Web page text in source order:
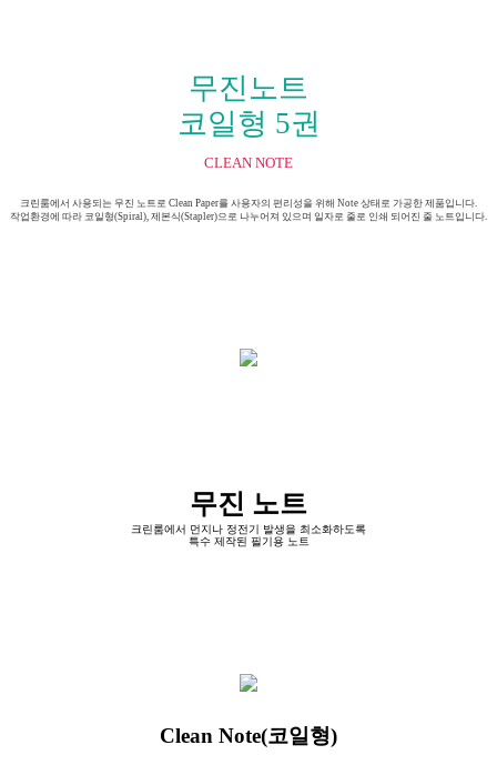
무진노트
코일형 5권
CLEAN NOTE
크린룸에서 사용되는 무진 노트로 Clean Paper를 사용자의 편리성을 위해 Note 상태로 가공한 제품입니다.
작업환경에 따라 코일형(Spiral), 제본식(Stapler)으로 나누어져 있으며 일자로 줄로 인쇄 되어진 줄 노트입니다.
무진 노트
크린룸에서 먼지나 정전기 발생을 최소화하도록
특수 제작된 필기용 노트
Clean Note(코일형)